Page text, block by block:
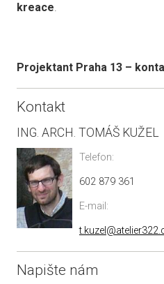
kreace.
Projektant Praha 13 –
Kontakt
ING. ARCH. TOMÁŠ KUŽEL
Telefon:
602 879 361
E-mail:
Napište nám